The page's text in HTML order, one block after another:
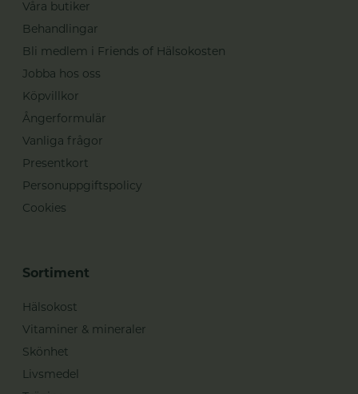
Våra butiker
Behandlingar
Bli medlem i Friends of Hälsokosten
Jobba hos oss
Köpvillkor
Ångerformulär
Vanliga frågor
Presentkort
Personuppgiftspolicy
Cookies
Sortiment
Hälsokost
Vitaminer & mineraler
Skönhet
Livsmedel